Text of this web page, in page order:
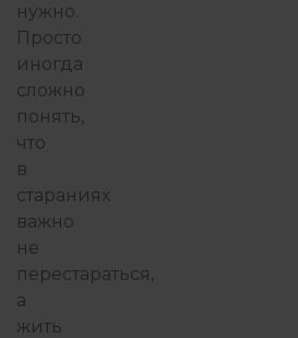
нужно.
Просто
иногда
сложно
понять,
что
в
стараниях
важно
не
перестараться,
а
жить